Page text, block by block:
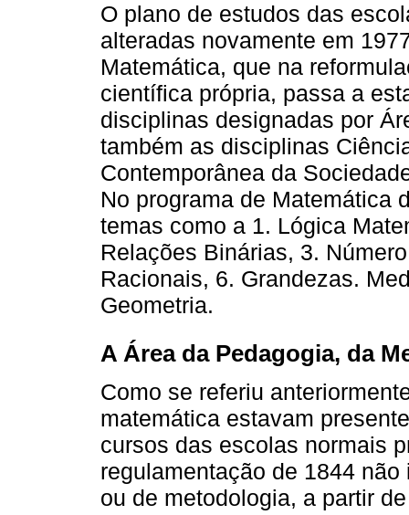
O plano de estudos das
alteradas novamente em
Matemática, que na
científica própria, passa a
disciplinas designadas por
também as disciplinas
Contemporânea da
No programa de Matemática
temas como a 1. Lógica
Relações Binárias, 3.
Racionais, 6. Grandezas.
Geometria.
A Área da Pedagogia, da
Como se referiu
matemática estavam
cursos das escolas normais
regulamentação de 1844
ou de metodologia, a partir